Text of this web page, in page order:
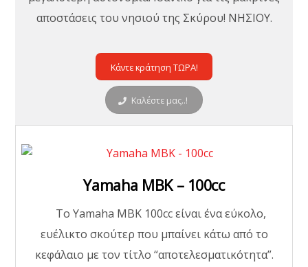
αποστάσεις του νησιού της Σκύρου! ΝΗΣΙΟΥ.
Κάντε κράτηση ΤΩΡΑ!
Καλέστε μας..!
Yamaha MBK – 100cc
Το Yamaha MBK 100cc είναι ένα εύκολο,
ευέλικτο σκούτερ που μπαίνει κάτω από το
κεφάλαιο με τον τίτλο “αποτελεσματικότητα”.